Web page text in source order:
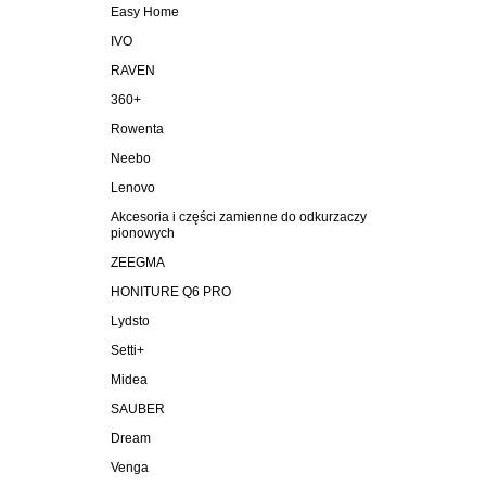
Easy Home
IVO
RAVEN
360+
Rowenta
Neebo
Lenovo
Akcesoria i części zamienne do odkurzaczy
pionowych
ZEEGMA
HONITURE Q6 PRO
Lydsto
Setti+
Midea
SAUBER
Dream
Venga